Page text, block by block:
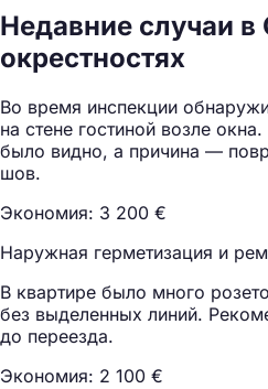
Недавние случаи в
окрестностях
Во время инспекции
на стене гостиной возле
было видно, а причина —
шов.
Экономия: 3 200 €
Наружная герметизация и
В квартире было много
без выделенных линий.
до переезда.
Экономия: 2 100 €